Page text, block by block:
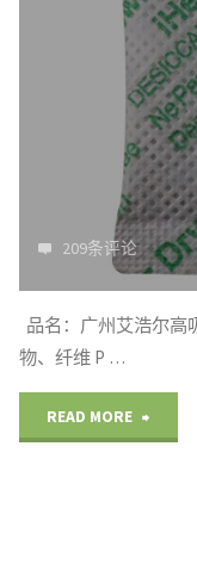
利
润！
T-
1000
智
干
棒
守
护
全
球
贸
易
安
全
线"
海
运
集
装
箱
干
燥
棒
T-
209条评论
品名：广州艾浩尔高
物、纤维 P …
READ MORE